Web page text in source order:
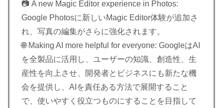
📷 A new Magic Editor experience in Photos:
Google Photosに新しいMagic Editor体験が追加さ
れ、写真の編集がさらに強化されます。
🌐 Making AI more helpful for everyone: GoogleはAI
を全製品に活用し、ユーザーの知識、創造性、生
産性を向上させ、開発者とビジネスにも新たな機
会を提供し、AIを責任ある方法で展開すること
で、使いやすく役立つものにすることを目指して